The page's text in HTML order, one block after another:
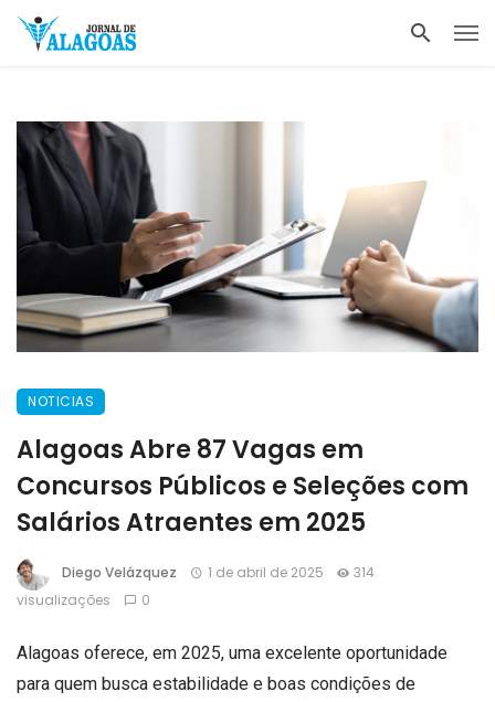
NOTICIAS
Alagoas Abre 87 Vagas em
Concursos Públicos e Seleções com
Salários Atraentes em 2025
Diego Velázquez 1 de abril de 2025
314
visualizações
0
Alagoas oferece, em 2025, uma excelente oportunidade
para quem busca estabilidade e boas condições de